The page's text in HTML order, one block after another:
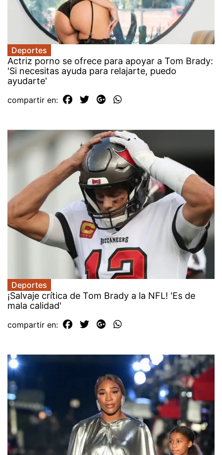
Deportes
Actriz porno se ofrece para apoyar a Tom Brady:
'Si necesitas ayuda para relajarte, puedo
ayudarte'
compartir en:
Deportes
¡Salvaje crítica de Tom Brady a la NFL! 'Es de
mala calidad'
compartir en: